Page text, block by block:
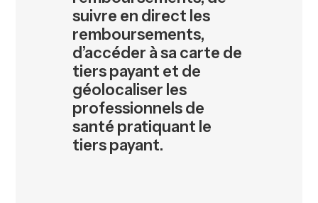
suivre en direct les
remboursements,
d’accéder à sa carte de
tiers payant et de
géolocaliser les
professionnels de
santé pratiquant le
tiers payant.